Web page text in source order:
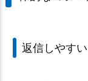
返信しやす